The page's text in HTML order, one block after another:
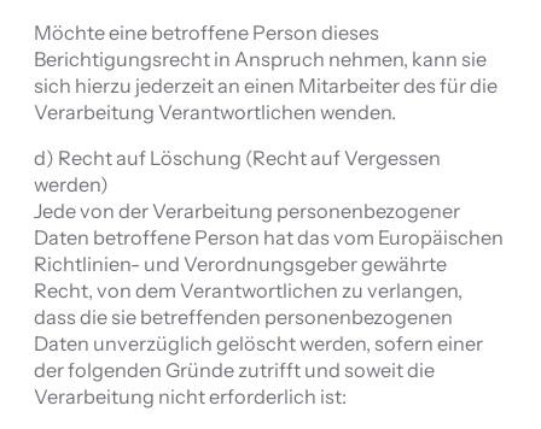
Möchte eine betroffene Person dieses
Berichtigungsrecht in Anspruch nehmen, kann sie
sich hierzu jederzeit an einen Mitarbeiter des für die
Verarbeitung Verantwortlichen wenden.
d) Recht auf Löschung (Recht auf Vergessen
werden)
Jede von der Verarbeitung personenbezogener
Daten betroffene Person hat das vom Europäischen
Richtlinien- und Verordnungsgeber gewährte
Recht, von dem Verantwortlichen zu verlangen,
dass die sie betreffenden personenbezogenen
Daten unverzüglich gelöscht werden, sofern einer
der folgenden Gründe zutrifft und soweit die
Verarbeitung nicht erforderlich ist: